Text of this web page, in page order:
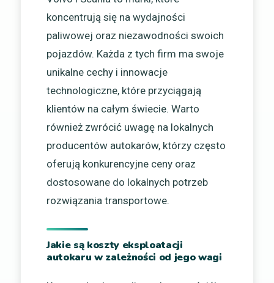
koncentrują się na wydajności
paliwowej oraz niezawodności swoich
pojazdów. Każda z tych firm ma swoje
unikalne cechy i innowacje
technologiczne, które przyciągają
klientów na całym świecie. Warto
również zwrócić uwagę na lokalnych
producentów autokarów, którzy często
oferują konkurencyjne ceny oraz
dostosowane do lokalnych potrzeb
rozwiązania transportowe.
Jakie są koszty eksploatacji
autokaru w zależności od jego wagi